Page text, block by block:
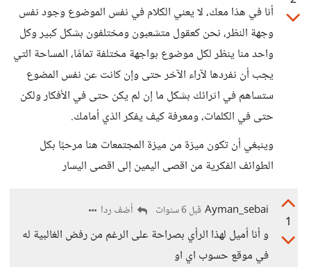
أنا في هذا معك، لا يعني الكلام في نفس الموضوع وجود نفس
وجهة النظر، نحن كعقول متشعبون ومختلفون بشكل كبير وكل
واحد منا ينظر لكل موضوع بواجهة مختلفة تمامًا، المساحة التي
يجب أن نفردها لآراء الآخر حتى وإن كانت عن نفس المضوع
ستساهم في اثرائك بشكل ما إن لم يكن حتى في الأفكار ولكن
حتى في الكلمات، ومعرفة كيف يفكر الذي أمامك.
وينبغي أن تكون ميزة من ميزة المجتمعات هنا مرحبًا بكل
الطوائف الفكرية من اقصى اليمين إلى اقصى اليسار
1
Ayman_sebai قبل 6 سنوات أضف ردا
و أنا أميل لهذا الرأي بصراحة على الرغم من رفض الغالبية له
في موقع حسوب اي او